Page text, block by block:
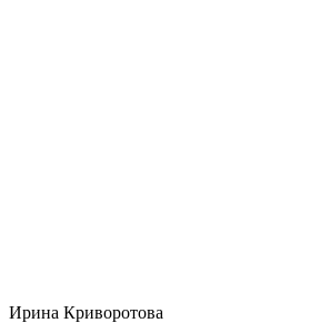
Ирина Криворотова